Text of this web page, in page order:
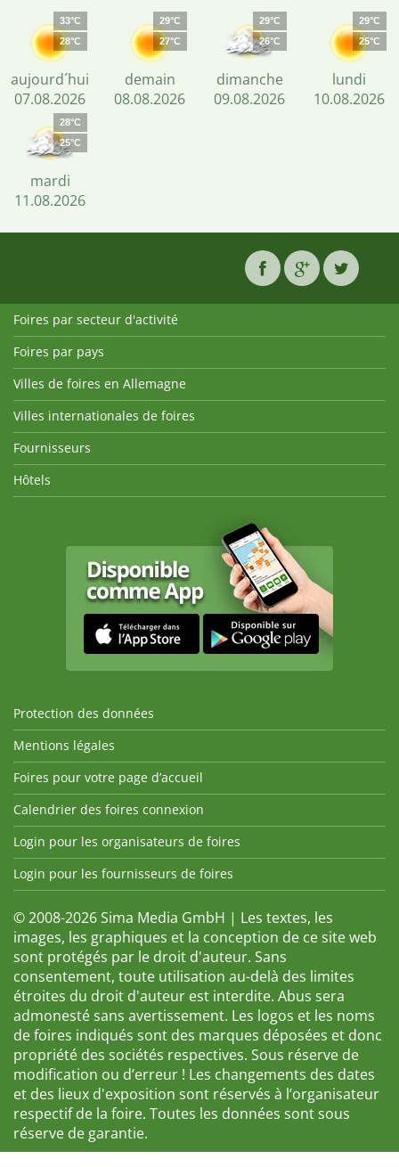
33°C
28°C
aujourd´hui
07.08.2026
29°C
27°C
demain
08.08.2026
29°C
26°C
dimanche
09.08.2026
29°C
25°C
lundi
10.08.2026
28°C
25°C
mardi
11.08.2026
Foires par secteur d'activité
Foires par pays
Villes de foires en Allemagne
Villes internationales de foires
Fournisseurs
Hôtels
Protection des données
Mentions légales
Foires pour votre page d’accueil
Calendrier des foires connexion
Login pour les organisateurs de foires
Login pour les fournisseurs de foires
© 2008-2026 Sima Media GmbH | Les textes, les
images, les graphiques et la conception de ce site web
sont protégés par le droit d'auteur. Sans
consentement, toute utilisation au-delà des limites
étroites du droit d'auteur est interdite. Abus sera
admonesté sans avertissement. Les logos et les noms
de foires indiqués sont des marques déposées et donc
propriété des sociétés respectives. Sous réserve de
modification ou d’erreur ! Les changements des dates
et des lieux d'exposition sont réservés à l’organisateur
respectif de la foire. Toutes les données sont sous
réserve de garantie.